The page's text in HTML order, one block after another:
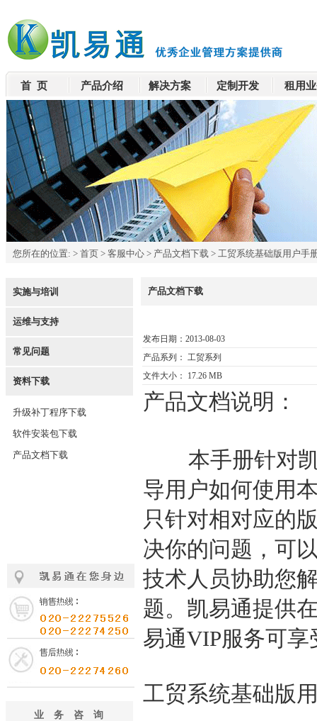
首 页 产品介绍 解决方案 定制开发 租用
您所在的位置: > 首页 > 客服中心 > 产品文档下载 > 工贸系统基础版用户手
实施与培训
运维与支持
常见问题
资料下载
升级补丁程序下载
软件安装包下载
产品文档下载
业务咨询
产品文档下载
发布日期：2013-08-03
产品系列： 工贸系列
文件大小： 17.26 MB
产品文档说明：
本手册针对凯
导用户如何使用
只针对相对应的
决你的问题，可
技术人员协助您
题。凯易通提供
易通VIP服务可
工贸系统基础版